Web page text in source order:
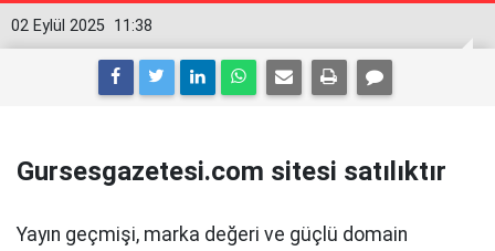
11:38
02 Eylül 2025
Gursesgazetesi.com sitesi satılıktır
Yayın geçmişi, marka değeri ve güçlü domain